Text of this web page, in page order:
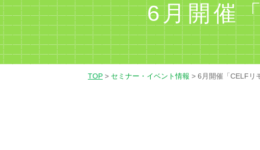
6月開催
TOP > セミナー・イベント情報 > 6月開催「CELFリ